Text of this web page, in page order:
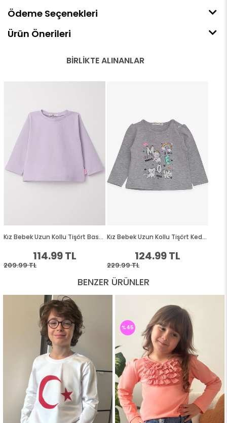
Ödeme Seçenekleri
Ürün Önerileri
BENZER ÜRÜNLER
%45